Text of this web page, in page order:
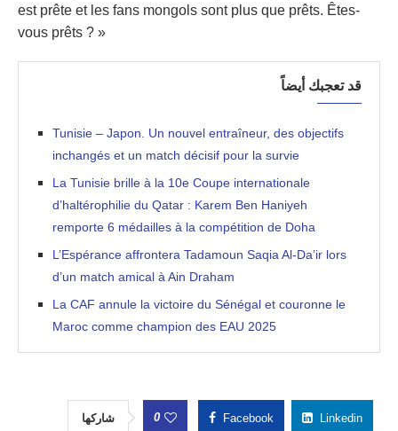
est prête et les fans mongols sont plus que prêts. Êtes-
vous prêts ? »
قد تعجبك أيضاً
Tunisie – Japon. Un nouvel entraîneur, des objectifs
inchangés et un match décisif pour la survie
La Tunisie brille à la 10e Coupe internationale
d’haltérophilie du Qatar : Karem Ben Haniyeh
remporte 6 médailles à la compétition de Doha
L’Espérance affrontera Tadamoun Saqia Al-Da’ir lors
d’un match amical à Ain Draham
La CAF annule la victoire du Sénégal et couronne le
Maroc comme champion des EAU 2025
شاركها 0 Facebook Linkedin